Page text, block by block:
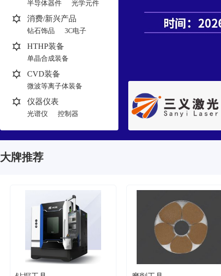
半导体器件 光学元件
消费/新兴产品
钻石饰品 3C电子
HTHP装备
单晶合成装备
多晶合成装备
CVD装备
微波等离子体装备
热丝装备
仪器仪表
光谱仪 控制器
大牌推荐